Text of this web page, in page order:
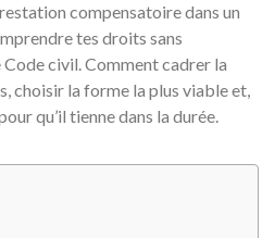
compensatoire dans un
tes droits sans
civil. Comment cadrer la
choisir la forme la plus viable et,
qu’il tienne dans la durée.